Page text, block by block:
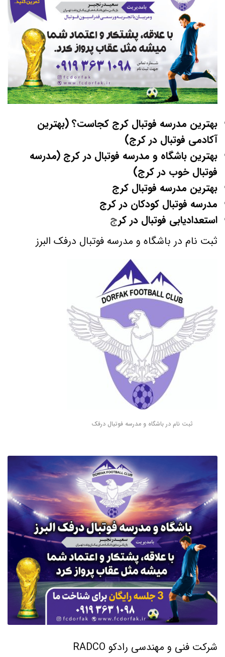
بهترین مدرسه فوتبال کرج کجاست؟ (بهترین
آکادمی فوتبال در کرج)
بهترین باشگاه و مدرسه فوتبال در کرج (مدرسه
فوتبال خوب در کرج)
بهترین مدرسه فوتبال کرج
مدرسه فوتبال کودکان در کرج
استعدادیابی فوتبال در کرج
ثبت نام در باشگاه و مدرسه فوتبال درفک البرز
ثبت نام در باشگاه و مدرسه فوتبال درفک
شرکت فنی و مهندسی رادکو RADCO